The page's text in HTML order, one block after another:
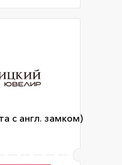
с англ. замком)